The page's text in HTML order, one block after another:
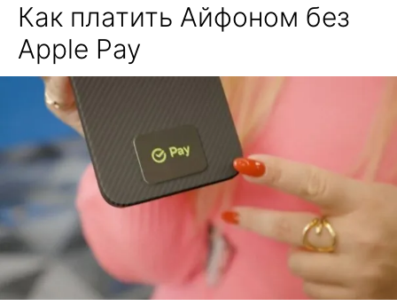
Как платить Айфоном без
Apple Pay